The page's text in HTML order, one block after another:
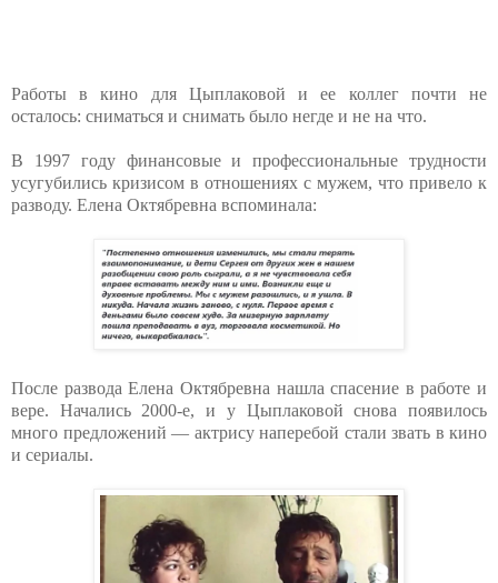
Работы в кино для Цыплаковой и ее коллег почти не
осталось: сниматься и снимать было негде и не на что.
В 1997 году финансовые и профессиональные трудности
усугубились кризисом в отношениях с мужем, что привело к
разводу. Елена Октябревна вспоминала:
После развода Елена Октябревна нашла спасение в работе и
вере. Начались 2000-е, и у Цыплаковой снова появилось
много предложений — актрису наперебой стали звать в кино
и сериалы.